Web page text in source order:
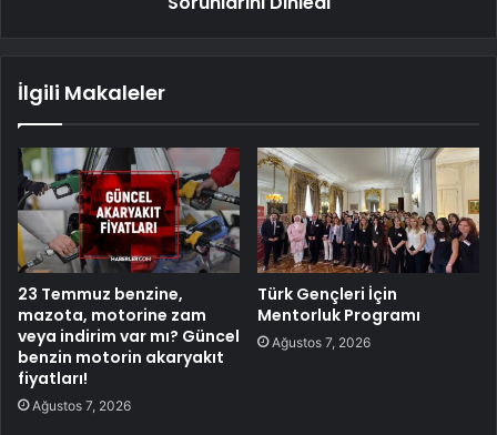
İlgili Makaleler
23 Temmuz benzine,
mazota, motorine zam
veya indirim var mı? Güncel
benzin motorin akaryakıt
fiyatları!
Ağustos 7, 2026
Türk Gençleri İçin
Mentorluk Programı
Ağustos 7, 2026